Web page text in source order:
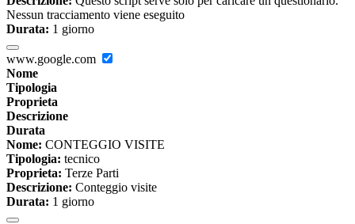
Nessun tracciamento viene eseguito
Durata: 1 giorno
www.google.com
Nome
Tipologia
Proprieta
Descrizione
Durata
Nome: CONTEGGIO VISITE
Tipologia: tecnico
Proprieta: Terze Parti
Descrizione: Conteggio visite
Durata: 1 giorno